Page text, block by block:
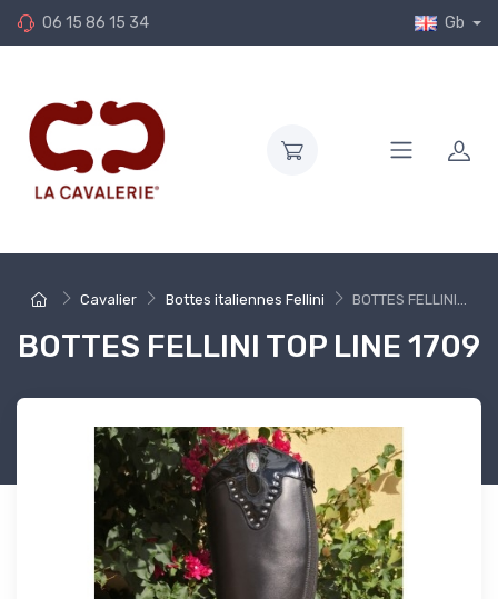
06 15 86 15 34 Gb
Cavalier Bottes italiennes Fellini BOTTES FELLINI...
BOTTES FELLINI TOP LINE 1709